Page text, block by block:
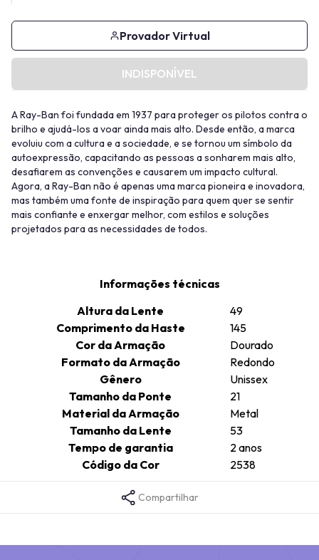
Provador Virtual
INDISPONÍVEL
A Ray-Ban foi fundada em 1937 para proteger os pilotos contra o
brilho e ajudá-los a voar ainda mais alto. Desde então, a marca
evoluiu com a cultura e a sociedade, e se tornou um símbolo da
autoexpressão, capacitando as pessoas a sonharem mais alto,
desafiarem as convenções e causarem um impacto cultural.
Agora, a Ray-Ban não é apenas uma marca pioneira e inovadora,
mas também uma fonte de inspiração para quem quer se sentir
mais confiante e enxergar melhor, com estilos e soluções
projetados para as necessidades de todos.
Informações técnicas
Altura da Lente
49
Comprimento da Haste
145
Cor da Armação
Dourado
Formato da Armação
Redondo
Gênero
Unissex
Tamanho da Ponte
21
Material da Armação
Metal
Tamanho da Lente
53
Tempo de garantia
2 anos
Código da Cor
2538
Compartilhar